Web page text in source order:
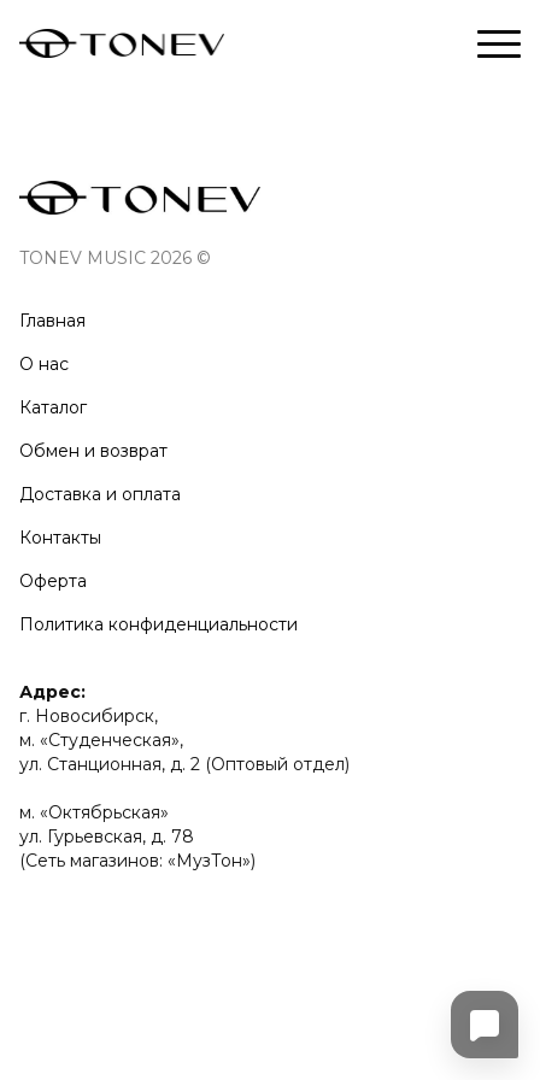
TONEV MUSIC 2026 ©
Главная
О нас
Каталог
Обмен и возврат
Доставка и оплата
Контакты
Оферта
Политика конфиденциальности
Адрес:
г. Новосибирск,
м. «Студенческая»,
ул. Станционная, д. 2 (Оптовый отдел)
м. «Октябрьская»
ул. Гурьевская, д. 78
(Сеть магазинов: «МузТон»)